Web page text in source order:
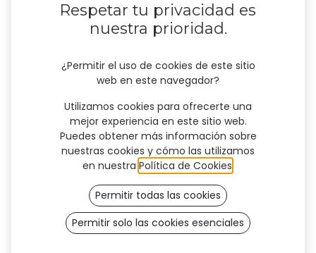
Floral (TT)
Respetar tu privacidad es
nuestra prioridad.
¿Permitir el uso de cookies de este sitio
web en este navegador?
Utilizamos cookies para ofrecerte una
mejor experiencia en este sitio web.
Puedes obtener más información sobre
nuestras cookies y cómo las utilizamos
en nuestra Política de Cookies
Permitir todas las cookies
Permitir solo las cookies esenciales